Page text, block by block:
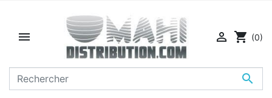


 shopping_cart (0)